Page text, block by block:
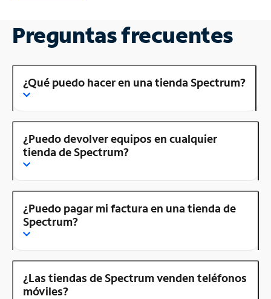
Preguntas frecuentes
¿Qué puedo hacer en una tienda Spectrum?
¿Puedo devolver equipos en cualquier
tienda de Spectrum?
¿Puedo pagar mi factura en una tienda de
Spectrum?
¿Las tiendas de Spectrum venden teléfonos
móviles?